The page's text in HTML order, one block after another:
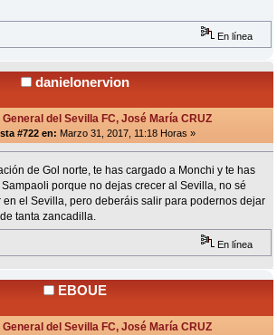
En línea
danielonervion
del Sevilla FC, José María CRUZ
#722 en: Marzo 31, 2017, 11:18 Horas »
de Gol norte, te has cargado a Monchi y te has
porque no dejas crecer al Sevilla, no sé
en el Sevilla, pero deberáis salir para podernos dejar
tanta zancadilla.
En línea
EBOUE
del Sevilla FC, José María CRUZ